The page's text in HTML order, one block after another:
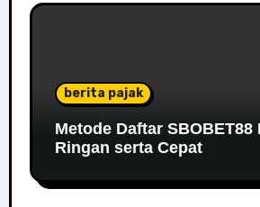
berita pajak
Metode Daftar SBOBET88
Ringan serta Cepat